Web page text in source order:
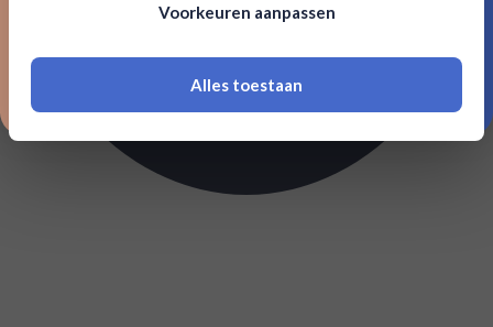
18 jaar of ouder zijn
Voorkeuren aanpassen
Alles toestaan